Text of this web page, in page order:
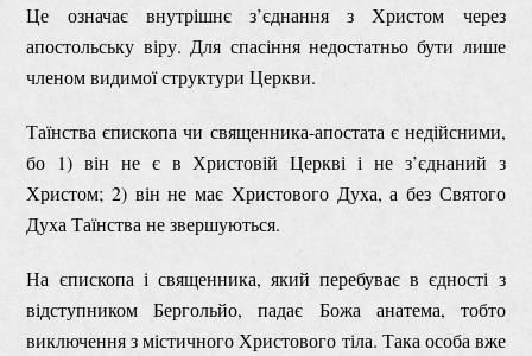
Це означає внутрішнє з’єднання з Христом через
апостольську віру. Для спасіння недостатньо бути лише
членом видимої структури Церкви.
Таїнства єпископа чи священника-апостата є недійсними,
бо 1) він не є в Христовій Церкві і не з’єднаний з
Христом; 2) він не має Христового Духа, а без Святого
Духа Таїнства не звершуються.
На єпископа і священника, який перебуває в єдності з
відступником Бергольйо, падає Божа анатема, тобто
виключення з містичного Христового тіла. Така особа вже